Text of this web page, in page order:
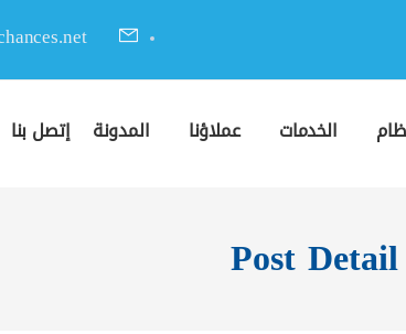
Raiback@e-chances.net
الخدمات عملاؤنا المدونة إتصل بنا
Post Detail